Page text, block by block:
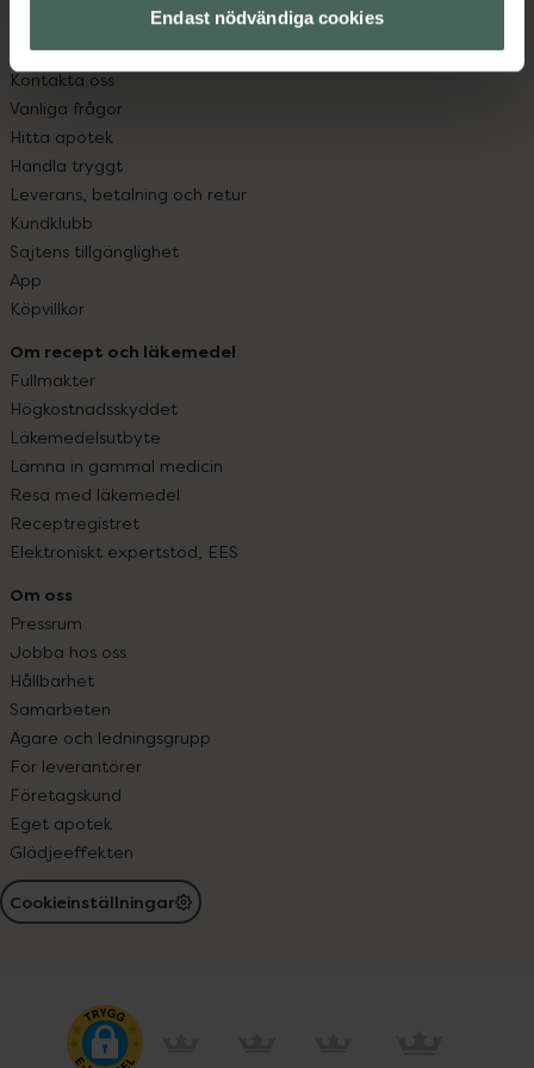
Endast nödvändiga cookies
Kundservice
Kontakta oss
Vanliga frågor
Hitta apotek
Handla tryggt
Leverans, betalning och retur
Kundklubb
Sajtens tillgänglighet
App
Köpvillkor
Om recept och läkemedel
Fullmakter
Högkostnadsskyddet
Läkemedelsutbyte
Lämna in gammal medicin
Resa med läkemedel
Receptregistret
Elektroniskt expertstöd, EES
Om oss
Pressrum
Jobba hos oss
Hållbarhet
Samarbeten
Ägare och ledningsgrupp
För leverantörer
Företagskund
Eget apotek
Glädjeeffekten
Cookieinställningar